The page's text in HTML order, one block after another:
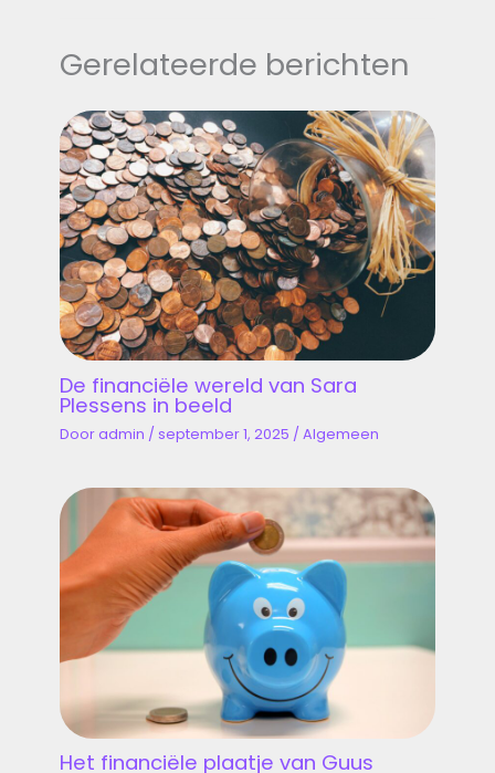
Gerelateerde berichten
De financiële wereld van Sara
Plessens in beeld
Dooradmin /september 1, 2025 /Algemeen
Het financiële plaatje van Guus